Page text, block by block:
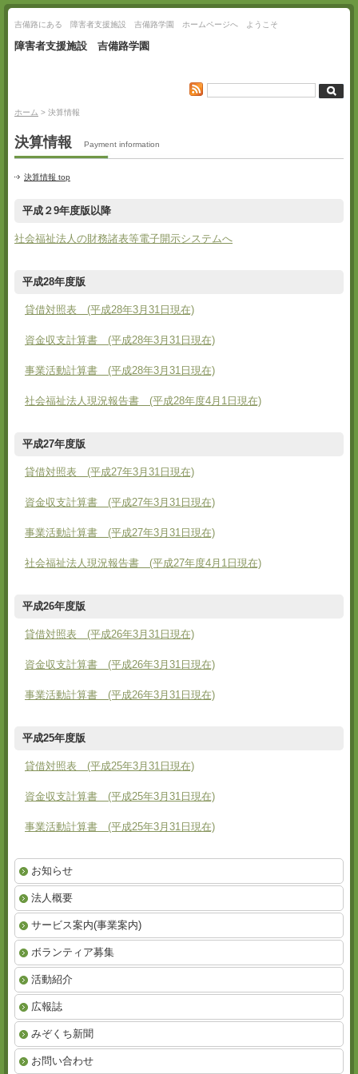
吉備路にある 障害者支援施設 吉備路学園 ホームページへ ようこそ
障害者支援施設 吉備路学園
ホーム > 決算情報
決算情報 Payment information
決算情報 top
平成２9年度版以降
社会福祉法人の財務諸表等電子開示システムへ
平成28年度版
貸借対照表 (平成28年3月31日現在)
資金収支計算書 (平成28年3月31日現在)
事業活動計算書 (平成28年3月31日現在)
社会福祉法人現況報告書 (平成28年度4月1日現在)
平成27年度版
貸借対照表 (平成27年3月31日現在)
資金収支計算書 (平成27年3月31日現在)
事業活動計算書 (平成27年3月31日現在)
社会福祉法人現況報告書 (平成27年度4月1日現在)
平成26年度版
貸借対照表 (平成26年3月31日現在)
資金収支計算書 (平成26年3月31日現在)
事業活動計算書 (平成26年3月31日現在)
平成25年度版
貸借対照表 (平成25年3月31日現在)
資金収支計算書 (平成25年3月31日現在)
事業活動計算書 (平成25年3月31日現在)
お知らせ
法人概要
サービス案内(事業案内)
ボランティア募集
活動紹介
広報誌
みぞくち新聞
お問い合わせ